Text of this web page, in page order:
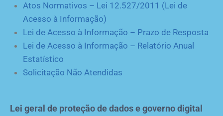
Atos Normativos – Lei 12.527/2011 (Lei de
Acesso à Informação)
Lei de Acesso à Informação – Prazo de Resposta
Lei de Acesso à Informação – Relatório Anual
Estatístico
Solicitação Não Atendidas
Lei geral de proteção de dados e governo digital